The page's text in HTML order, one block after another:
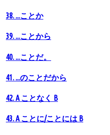
38. ...ことか
39. ...ことから
40. ...ことだ。
41. ...のことだから
42. A ことなく B
43. A ことに/ことには B